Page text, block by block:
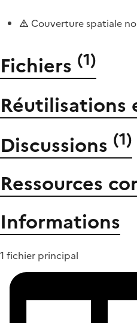
Couverture spatiale
Fichiers (1)
Réutilisations
Discussions (1)
Ressources
Informations
1 fichier principal